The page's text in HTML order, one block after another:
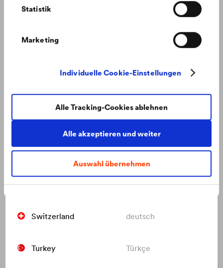
Statistik
Marketing
Individuelle Cookie-Einstellungen
Alle akzeptieren und weiter
Auswahl übernehmen
Alle Tracking-Cookies ablehnen
Russia русский
Slovakia slovenčina
Switzerland français
Switzerland deutsch
Turkey Türkçe
Alles was Sie zum geplanten PFAS Verbot wissen müssen.
Moderne Architektur mit Aussicht ins Grüne
„Eurovea City“ – ein moderner Stadtteil geprägt von